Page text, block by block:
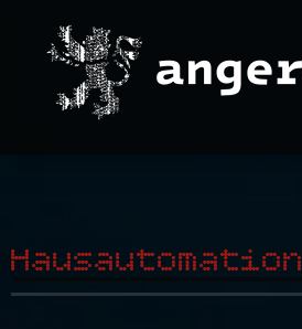
Inhalt
springen
Hausautomation